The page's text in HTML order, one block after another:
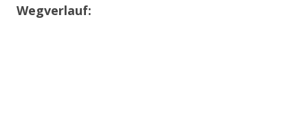
Wegverlauf: